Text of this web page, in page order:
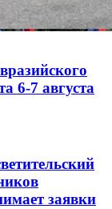
6-7 августа
заявки